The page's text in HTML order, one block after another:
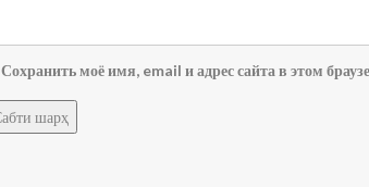
Сохранить моё имя, email и адрес сайта в этом